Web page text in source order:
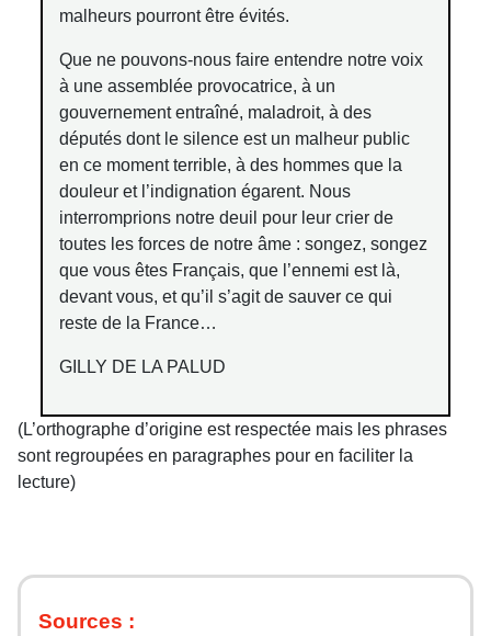
malheurs pourront être évités.
Que ne pouvons-nous faire entendre notre voix
à une assemblée provocatrice, à un
gouvernement entraîné, maladroit, à des
députés dont le silence est un malheur public
en ce moment terrible, à des hommes que la
douleur et l’indignation égarent. Nous
interromprions notre deuil pour leur crier de
toutes les forces de notre âme : songez, songez
que vous êtes Français, que l’ennemi est là,
devant vous, et qu’il s’agit de sauver ce qui
reste de la France…
GILLY DE LA PALUD
(L’orthographe d’origine est respectée mais les phrases
sont regroupées en paragraphes pour en faciliter la
lecture)
Sources :